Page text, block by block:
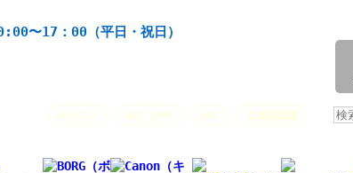
〜17：00（平日・祝日）
Seestar ASI 2600 HAC 太陽望遠鏡